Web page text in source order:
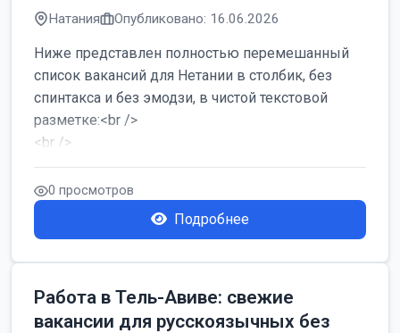
Натания Опубликовано: 16.06.2026
Ниже представлен полностью перемешанный
список вакансий для Нетании в столбик, без
спинтакса и без эмодзи, в чистой текстовой
разметке:<br />
<br />
Работа в Нетании на мебельном производстве:
требу...
0 просмотров
Подробнее
Работа в Тель-Авиве: свежие
вакансии для русскоязычных без